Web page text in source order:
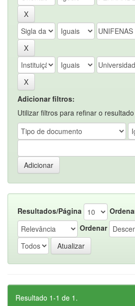
Adicionar filtros:
Utilizar filtros para refinar o
Resultados/Página
Ordenar
Resultado 1-1 de 1.